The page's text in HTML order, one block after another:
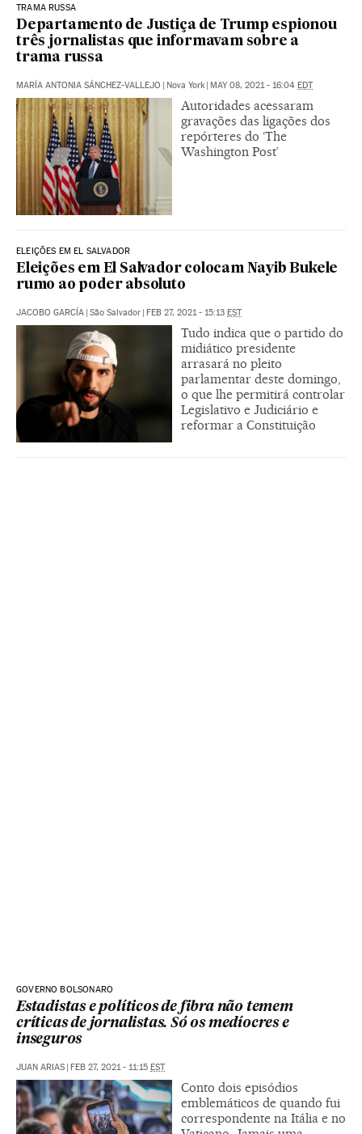
TRAMA RUSSA
Departamento de Justiça de Trump espionou
três jornalistas que informavam sobre a
trama russa
MARÍA ANTONIA SÁNCHEZ-VALLEJO | Nova York | MAY 08, 2021 - 16:04 EDT
Autoridades acessaram
gravações das ligações dos
repórteres do ‘The
Washington Post’
ELEIÇÕES EM EL SALVADOR
Eleições em El Salvador colocam Nayib Bukele
rumo ao poder absoluto
JACOBO GARCÍA | São Salvador | FEB 27, 2021 - 15:13 EST
Tudo indica que o partido do
midiático presidente
arrasará no pleito
parlamentar deste domingo,
o que lhe permitirá controlar
Legislativo e Judiciário e
reformar a Constituição
GOVERNO BOLSONARO
Estadistas e políticos de fibra não temem
críticas de jornalistas. Só os medíocres e
inseguros
JUAN ARIAS | FEB 27, 2021 - 11:15 EST
Conto dois episódios
emblemáticos de quando fui
correspondente na Itália e no